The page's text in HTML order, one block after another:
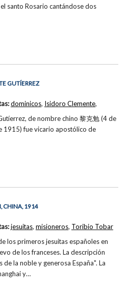
santo Rosario cantándose dos
GUTÍERREZ
de nombre chino 黎克勉 (4 de
1915) fue vicario apostólico de
dominicos, Isidoro Clemente,
CHINA, 1914
los primeros jesuitas españoles en
de los franceses. La descripción
la noble y generosa España". La
y…
jesuitas, misioneros, Toribio Tobar